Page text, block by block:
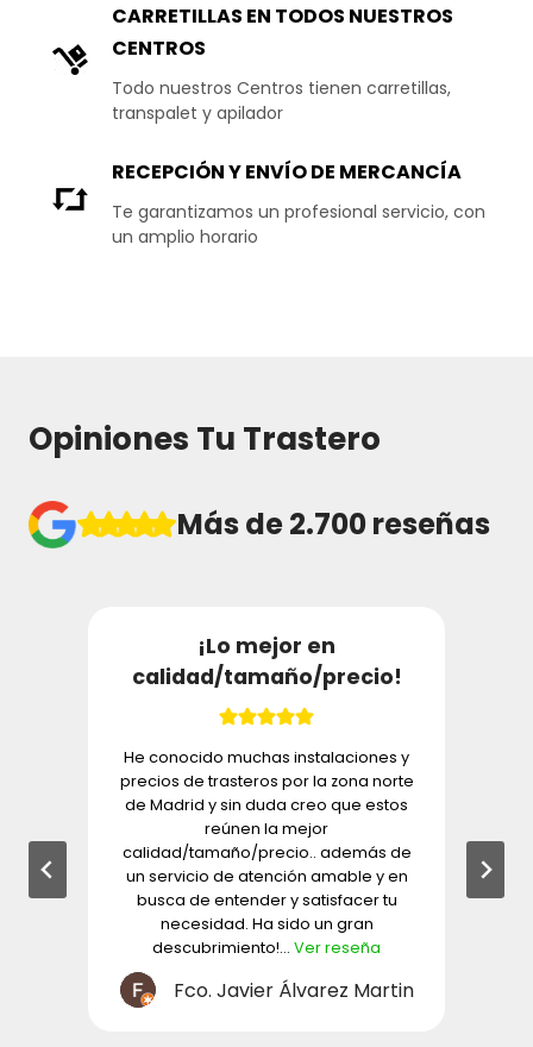
CARRETILLAS EN TODOS NUESTROS
CENTROS
Todo nuestros Centros tienen carretillas,
transpalet y apilador
RECEPCIÓN Y ENVÍO DE MERCANCÍA
Te garantizamos un profesional servicio, con
un amplio horario
Opiniones Tu Trastero
Más de 2.700 reseñas
¡Lo mejor en
calidad/tamaño/precio!
He conocido muchas instalaciones y
precios de trasteros por la zona norte
de Madrid y sin duda creo que estos
reúnen la mejor
calidad/tamaño/precio.. además de
un servicio de atención amable y en
busca de entender y satisfacer tu
necesidad. Ha sido un gran
descubrimiento!… Ver reseña
Fco. Javier Álvarez Martin